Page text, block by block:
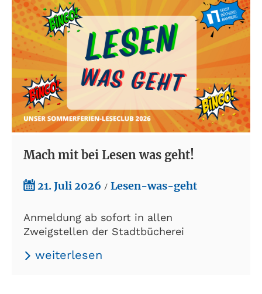
Mach mit bei Lesen was geht!
21. Juli 2026 / Lesen-was-geht
Anmeldung ab sofort in allen
Zweigstellen der Stadtbücherei
weiterlesen